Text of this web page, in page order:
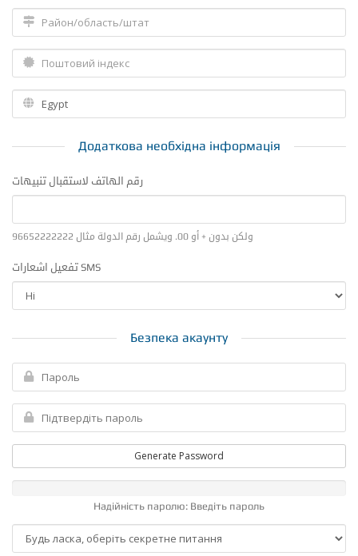
Додаткова необхідна інформація
رقم الهاتف لاستقبال تنبيهات
ولكن بدون + أو 00. ويشمل رقم الدولة مثال 96652222222
تفعيل اشعارات SMS
Безпека акаунту
Generate Password
Надійність паролю: Введіть пароль